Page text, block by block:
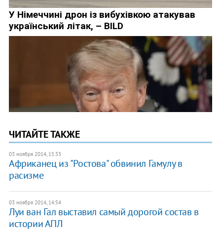
ЧИТАЙТЕ ТАКЖЕ
03 ноября 2014, 15:33
Африканец из "Ростова" обвинил Гамулу в
расизме
03 ноября 2014, 14:54
Луи ван Гал выставил самый дорогой состав в
истории АПЛ